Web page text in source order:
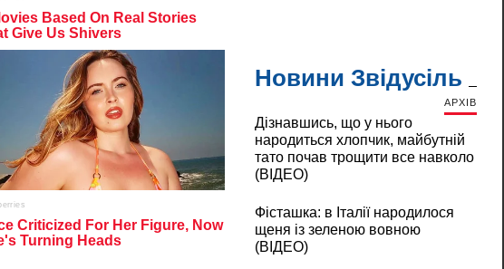
Новини Звідусіль
АРХІВ
Дізнавшись, що у нього
народиться хлопчик, майбутній
тато почав трощити все навколо
(ВІДЕО)
Фісташка: в Італії народилося
щеня із зеленою вовною
(ВІДЕО)